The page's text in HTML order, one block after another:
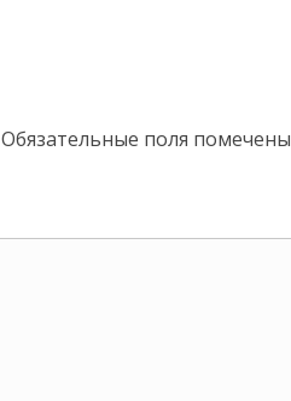
Обязательные поля помечены